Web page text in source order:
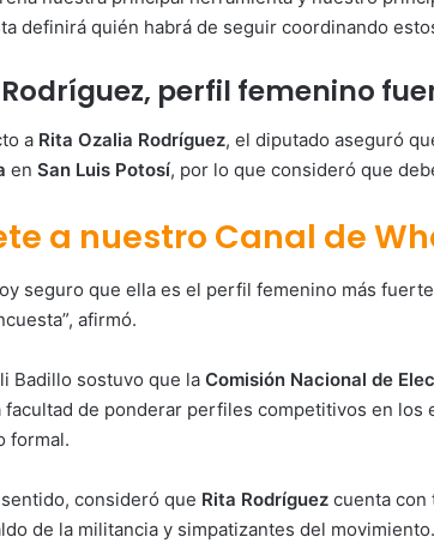
definirá quién habrá de seguir coordinando
perfil femenino
a Rita Ozalia Rodríguez, el diputado aseguró
en San Luis Potosí, por lo que consideró que
a nuestro Canal de
seguro que ella es el perfil femenino más
afirmó.
Badillo sostuvo que la Comisión Nacional de
facultad de ponderar perfiles competitivos en los
formal.
consideró que Rita Rodríguez cuenta con
de la militancia y simpatizantes del movimiento.